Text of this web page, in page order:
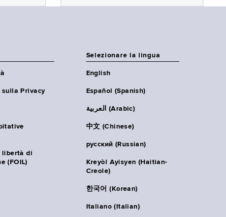
sulla Privacy
libertà di
(FOIL)
Selezionare la lingua
English
Español (Spanish)
العربية (Arabic)
中文 (Chinese)
русский (Russian)
Kreyòl Ayisyen (Haitian-
Creole)
한국어 (Korean)
Italiano (Italian)